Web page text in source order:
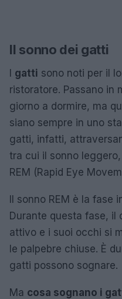
Il sonno dei gatti
I gatti sono noti per il
ristoratore. Passano in
giorno a dormire, ma
siano sempre in uno
gatti, infatti,
tra cui il sonno
REM (Rapid Eye
Il sonno REM è la fase
Durante questa fase, il
attivo e i suoi occhi si
le palpebre chiuse. È
gatti possono sognare.
Ma cosa sognano i